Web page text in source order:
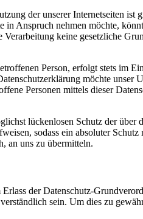
der unserer Internetseiten ist
in Anspruch nehmen möchte,
keine gesetzliche
Person, erfolgt stets im
möchte unser
Personen mittels dieser
lückenlosen Schutz der über
sodass ein absoluter
an uns zu übermitteln.
der Datenschutz-
sein. Um dies zu